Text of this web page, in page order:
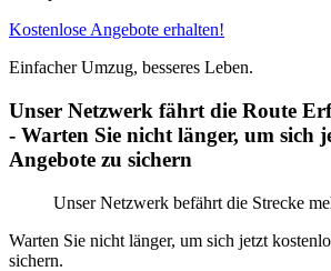
Kostenlose Angebote erhalten!
Einfacher Umzug, besseres Leben.
Unser Netzwerk fährt die Route
- Warten Sie nicht länger, um sich
Angebote zu sichern
Unser Netzwerk befährt die Strecke
Warten Sie nicht länger, um sich jetzt
sichern.